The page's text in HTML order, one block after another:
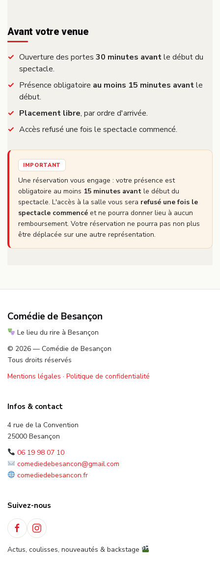
Avant votre venue
Ouverture des portes 30 minutes avantle début du
spectacle.
Présence obligatoire au moins 15 minutes avantle
début.
Placement libre, par ordre d'arrivée.
Accès refusé une fois le spectacle commencé.
IMPORTANT
Une réservation vous engage : votre présence est
obligatoire au moins 15 minutes avant le début du
spectacle. L'accès à la salle vous sera refusé une fois le
spectacle commencé et ne pourra donner lieu à aucun
remboursement. Votre réservation ne pourra pas non plus
être déplacée sur une autre représentation.
Comédie de Besançon
Le lieu du rire à Besançon
© 2026 — Comédie de Besançon
Tous droits réservés
Mentions légales · Politique de confidentialité
Infos & contact
4 rue de la Convention
25000 Besançon
06 19 98 07 10
comediedebesancon@gmail.com
comediedebesancon.fr
Suivez-nous
Actus, coulisses, nouveautés & backstage